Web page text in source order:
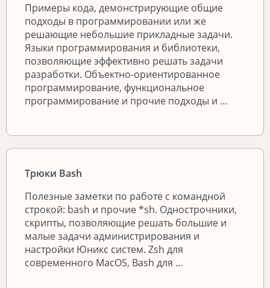
Примеры кода, демонстрирующие общие
подходы в программировании или же
решающие небольшие прикладные задачи.
Языки программирования и библиотеки,
позволяющие эффективно решать задачи
разработки. Объектно-ориентированное
программирование, функциональное
программирование и прочие подходы и …
Трюки Bash
Полезные заметки по работе с командной
строкой: bash и прочие *sh. Однострочники,
скрипты, позволяющие решать большие и
малые задачи администрирования и
настройки Юникс систем. Zsh для
современного MacOS, Bash для …